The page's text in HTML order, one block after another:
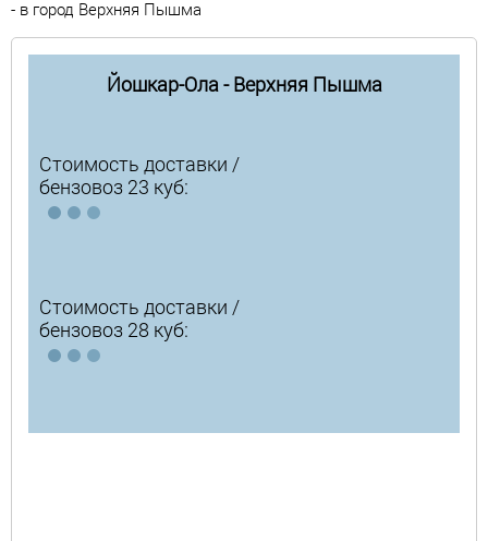
- в город Верхняя Пышма
Йошкар-Ола - Верхняя Пышма
Стоимость доставки /
бензовоз 23 куб:
Стоимость доставки /
бензовоз 28 куб: